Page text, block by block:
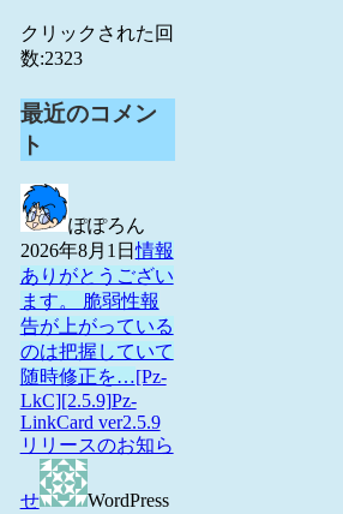
クリックされた回
数:2323
最近のコメン
ト
ぽぽろん
2026年8月1日情報
ありがとうござい
ます。 脆弱性報
告が上がっている
のは把握していて
随時修正を…[Pz-
LkC][2.5.9]Pz-
LinkCard ver2.5.9
リリースのお知ら
せ
WordPress